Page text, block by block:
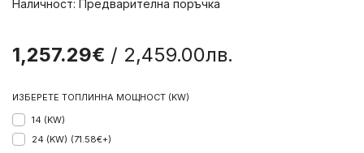
Наличност: Предварителна поръчка
1,257.29€ / 2,459.00лв.
ИЗБЕРЕТЕ ТОПЛИННА МОЩНОСТ (KW)
14 (KW)
24 (KW) (71.58€+)